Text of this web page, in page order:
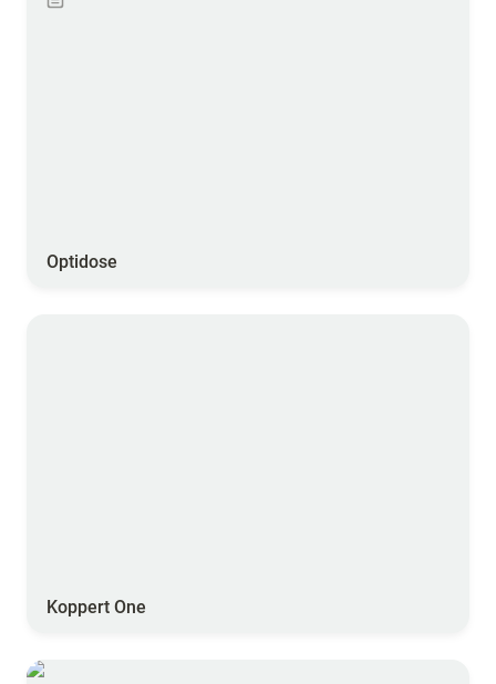
Optidose
Koppert One
Ciblage Anti-Limaces